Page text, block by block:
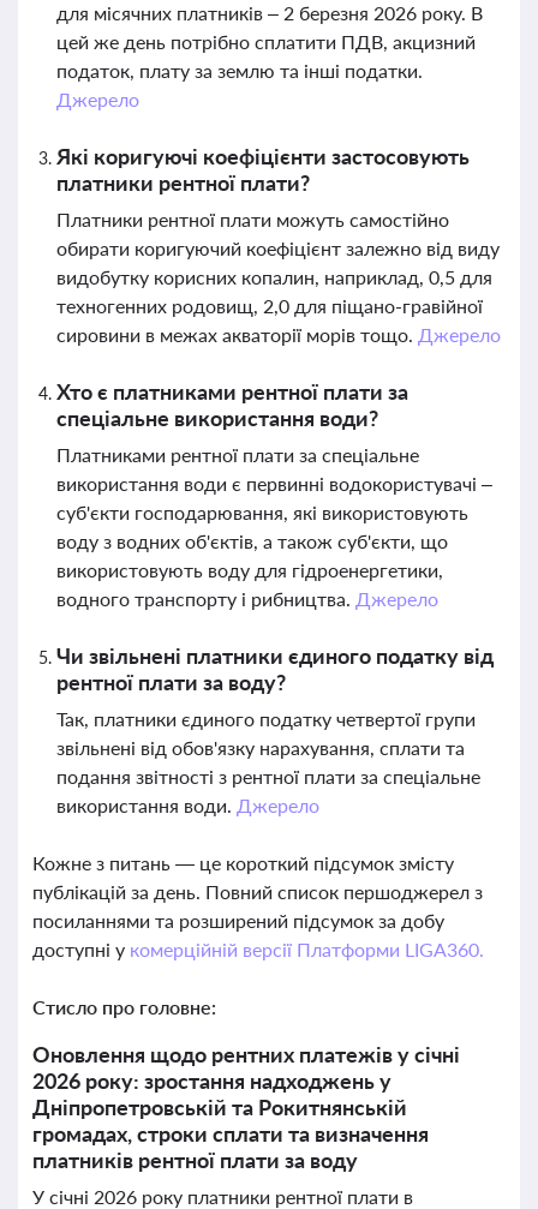
для місячних платників – 2 березня 2026 року. В
цей же день потрібно сплатити ПДВ, акцизний
податок, плату за землю та інші податки.
Джерело
Які коригуючі коефіцієнти застосовують
платники рентної плати?
Платники рентної плати можуть самостійно
обирати коригуючий коефіцієнт залежно від виду
видобутку корисних копалин, наприклад, 0,5 для
техногенних родовищ, 2,0 для піщано-гравійної
сировини в межах акваторії морів тощо. Джерело
Хто є платниками рентної плати за
спеціальне використання води?
Платниками рентної плати за спеціальне
використання води є первинні водокористувачі –
суб'єкти господарювання, які використовують
воду з водних об'єктів, а також суб'єкти, що
використовують воду для гідроенергетики,
водного транспорту і рибництва. Джерело
Чи звільнені платники єдиного податку від
рентної плати за воду?
Так, платники єдиного податку четвертої групи
звільнені від обов'язку нарахування, сплати та
подання звітності з рентної плати за спеціальне
використання води. Джерело
Кожне з питань — це короткий підсумок змісту
публікацій за день. Повний список першоджерел з
посиланнями та розширений підсумок за добу
доступні у комерційній версії Платформи LIGA360.
Стисло про головне:
Оновлення щодо рентних платежів у січні
2026 року: зростання надходжень у
Дніпропетровській та Рокитнянській
громадах, строки сплати та визначення
платників рентної плати за воду
У січні 2026 року платники рентної плати в